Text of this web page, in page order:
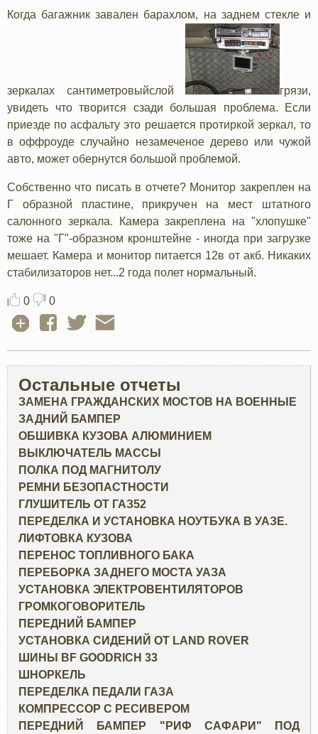
Когда багажник завален барахлом, на заднем стекле и
зеркалах сантиметровыйслой
грязи,
увидеть что творится сзади большая проблема. Если
приезде по асфальту это решается протиркой зеркал, то
в оффроуде случайно незамеченое дерево или чужой
авто, может обернутся большой проблемой.
Собственно что писать в отчете? Монитор закреплен на
Г образной пластине, прикручен на мест штатного
салонного зеркала. Камера закреплена на "хлопушке"
тоже на "Г"-образном кронштейне - иногда при загрузке
мешает. Камера и монитор питается 12в от акб. Никаких
стабилизаторов нет...2 года полет нормальный.
0 0
Остальные отчеты
ЗАМЕНА ГРАЖДАНСКИХ МОСТОВ НА ВОЕННЫЕ
ЗАДНИЙ БАМПЕР
ОБШИВКА КУЗОВА АЛЮМИНИЕМ
ВЫКЛЮЧАТЕЛЬ МАССЫ
ПОЛКА ПОД МАГНИТОЛУ
РЕМНИ БЕЗОПАСТНОСТИ
ГЛУШИТЕЛЬ ОТ ГАЗ52
ПЕРЕДЕЛКА И УСТАНОВКА НОУТБУКА В УАЗЕ.
ЛИФТОВКА КУЗОВА
ПЕРЕНОС ТОПЛИВНОГО БАКА
ПЕРЕБОРКА ЗАДНЕГО МОСТА УАЗА
УСТАНОВКА ЭЛЕКТРОВЕНТИЛЯТОРОВ
ГРОМКОГОВОРИТЕЛЬ
ПЕРЕДНИЙ БАМПЕР
УСТАНОВКА СИДЕНИЙ ОТ LAND ROVER
ШИНЫ BF GOODRICH 33
ШНОРКЕЛЬ
ПЕРЕДЕЛКА ПЕДАЛИ ГАЗА
КОМПРЕССОР С РЕСИВЕРОМ
ПЕРЕДНИЙ БАМПЕР "РИФ САФАРИ" ПОД